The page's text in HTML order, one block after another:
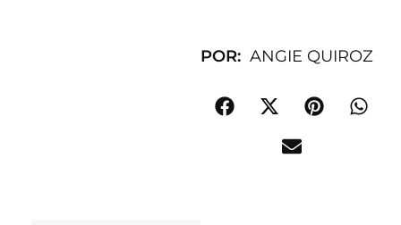
POR: ANGIE QUIROZ